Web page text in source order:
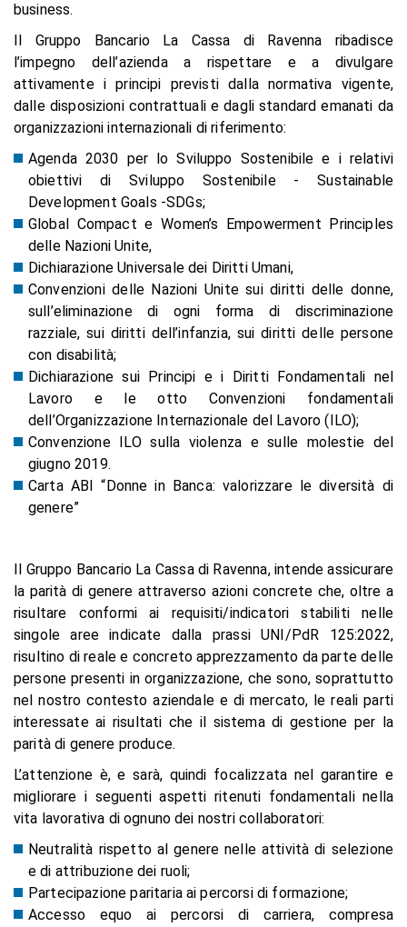
business.
Il Gruppo Bancario La Cassa di Ravenna ribadisce
l’impegno dell’azienda a rispettare e a divulgare
attivamente i principi previsti dalla normativa vigente,
dalle disposizioni contrattuali e dagli standard emanati da
organizzazioni internazionali di riferimento:
Agenda 2030 per lo Sviluppo Sostenibile e i relativi
obiettivi di Sviluppo Sostenibile - Sustainable
Development Goals -SDGs;
Global Compact e Women’s Empowerment Principles
delle Nazioni Unite,
Dichiarazione Universale dei Diritti Umani,
Convenzioni delle Nazioni Unite sui diritti delle donne,
sull’eliminazione di ogni forma di discriminazione
razziale, sui diritti dell’infanzia, sui diritti delle persone
con disabilità;
Dichiarazione sui Principi e i Diritti Fondamentali nel
Lavoro e le otto Convenzioni fondamentali
dell’Organizzazione Internazionale del Lavoro (ILO);
Convenzione ILO sulla violenza e sulle molestie del
giugno 2019.
Carta ABI “Donne in Banca: valorizzare le diversità di
genere”
Il Gruppo Bancario La Cassa di Ravenna, intende assicurare
la parità di genere attraverso azioni concrete che, oltre a
risultare conformi ai requisiti/indicatori stabiliti nelle
singole aree indicate dalla prassi UNI/PdR 125:2022,
risultino di reale e concreto apprezzamento da parte delle
persone presenti in organizzazione, che sono, soprattutto
nel nostro contesto aziendale e di mercato, le reali parti
interessate ai risultati che il sistema di gestione per la
parità di genere produce.
L’attenzione è, e sarà, quindi focalizzata nel garantire e
migliorare i seguenti aspetti ritenuti fondamentali nella
vita lavorativa di ognuno dei nostri collaboratori:
Neutralità rispetto al genere nelle attività di selezione
e di attribuzione dei ruoli;
Partecipazione paritaria ai percorsi di formazione;
Accesso equo ai percorsi di carriera, compresa